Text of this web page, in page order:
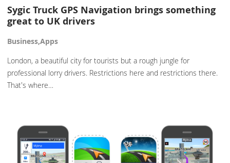
Sygic Truck GPS Navigation brings something
great to UK drivers
Business,Apps
London, a beautiful city for tourists but a rough jungle for
professional lorry drivers. Restrictions here and restrictions there.
That's where…